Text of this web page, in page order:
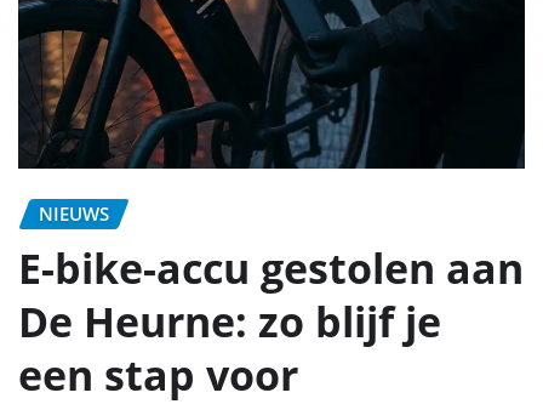
NIEUWS
E-bike-accu gestolen aan
De Heurne: zo blijf je
een stap voor